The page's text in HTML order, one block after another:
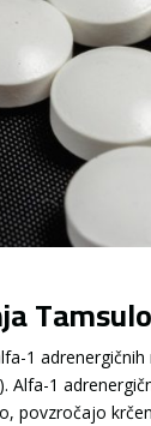
1
Alfa-1
povzročajo